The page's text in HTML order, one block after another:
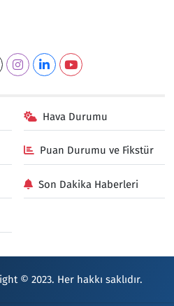
Hava Durumu
Puan Durumu ve Fikstür
Son Dakika Haberleri
© 2023. Her hakkı saklıdır.